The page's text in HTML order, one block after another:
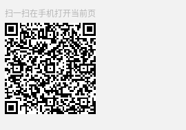
扫一扫在手机打开当前页